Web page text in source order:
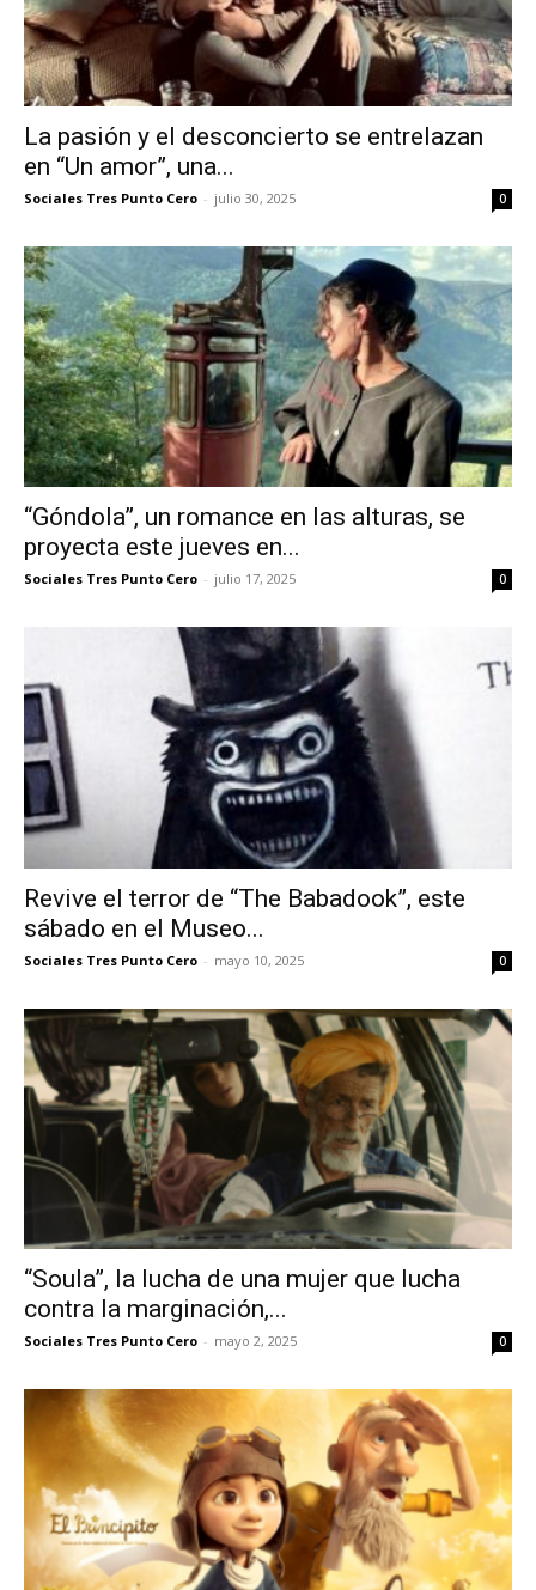
La pasión y el desconcierto se entrelazan
en “Un amor”, una...
Sociales Tres Punto Cero - julio 30, 2025 0
“Góndola”, un romance en las alturas, se
proyecta este jueves en...
Sociales Tres Punto Cero - julio 17, 2025 0
Revive el terror de “The Babadook”, este
sábado en el Museo...
Sociales Tres Punto Cero - mayo 10, 2025 0
“Soula”, la lucha de una mujer que lucha
contra la marginación,...
Sociales Tres Punto Cero - mayo 2, 2025 0